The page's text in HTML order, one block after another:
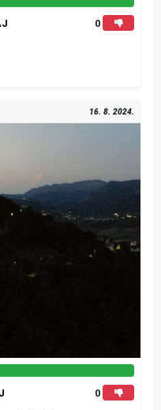
0
16. 8. 2024.
0